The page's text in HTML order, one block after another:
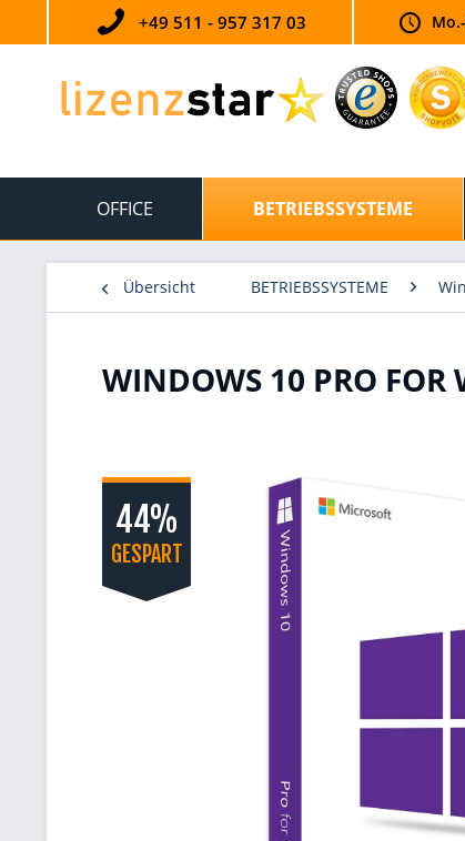
+49 511 - 957 317 03
OFFICE BETRIEBSSYSTEME
Übersicht BETRIEBSSYSTEME
WINDOWS 10 PRO FOR
44%
GESPART